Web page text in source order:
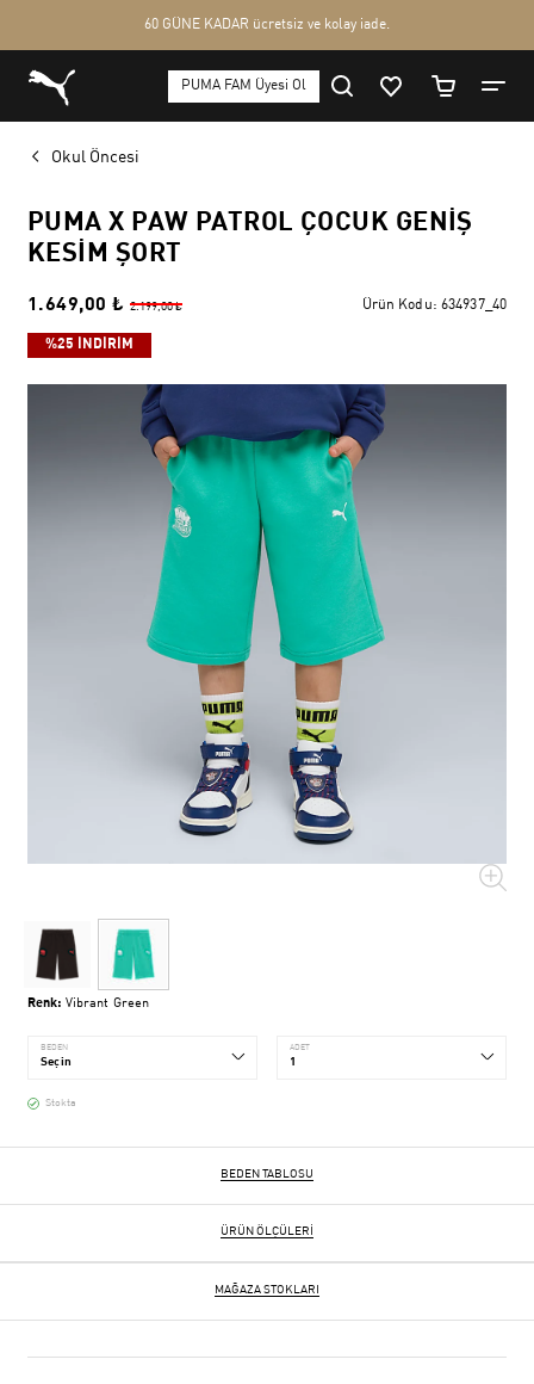
Okul Öncesi
PUMA X PAW PATROL ÇOCUK GENIŞ
KESIM ŞORT
1.649,00 ₺ 2.199,00 ₺ Ürün Kodu: 634937_40
%25 İNDİRİM
Renk: Vibrant Green
BEDEN ADET
Stokta
BEDEN TABLOSU
ÜRÜN ÖLÇÜLERI
MAĞAZA STOKLARI